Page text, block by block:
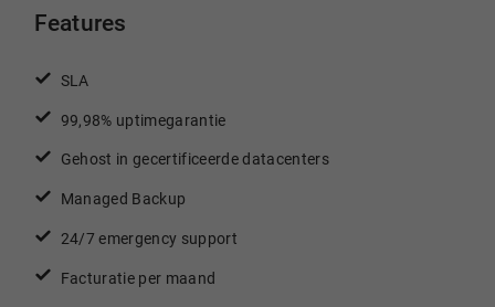
Features
SLA
99,98% uptimegarantie
Gehost in gecertificeerde datacenters
Managed Backup
24/7 emergency support
Facturatie per maand